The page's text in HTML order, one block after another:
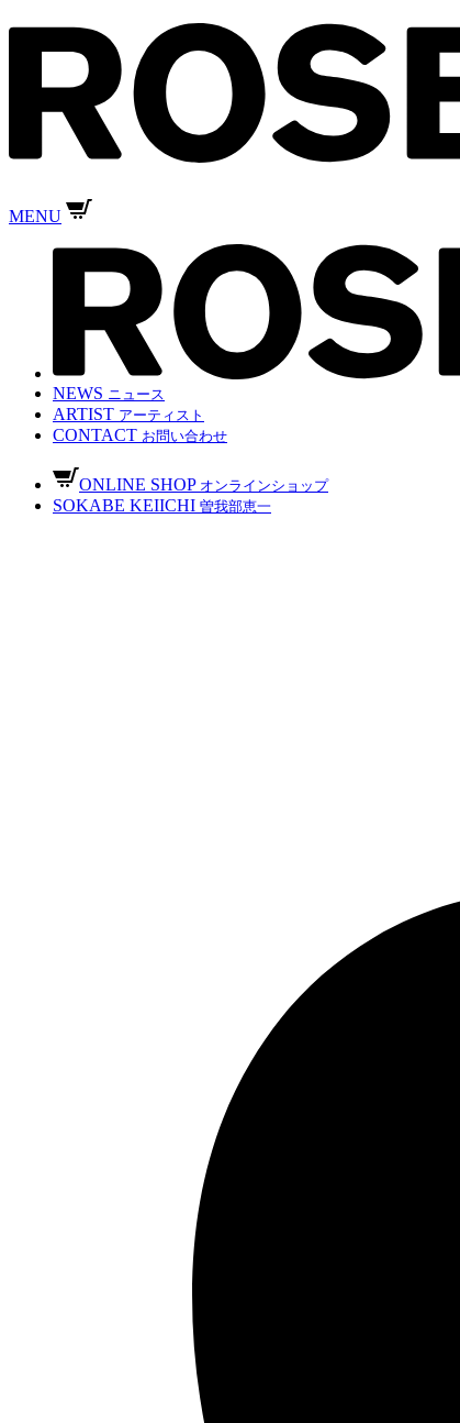
MENU
NEWS ニュース
ARTIST アーティスト
CONTACT お問い合わせ
ONLINE SHOP オンラインショップ
SOKABE KEIICHI 曽我部恵一